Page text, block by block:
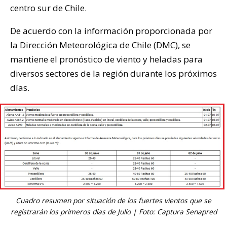
centro sur de Chile.
De acuerdo con la información proporcionada por
la Dirección Meteorológica de Chile (DMC), se
mantiene el pronóstico de viento y heladas para
diversos sectores de la región durante los próximos
días.
Cuadro resumen por situación de los fuertes vientos que se
registrarán los primeros días de Julio | Foto: Captura Senapred